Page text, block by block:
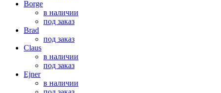
Borge
в наличии
под заказ
Brad
под заказ
Claus
в наличии
под заказ
Ejner
в наличии